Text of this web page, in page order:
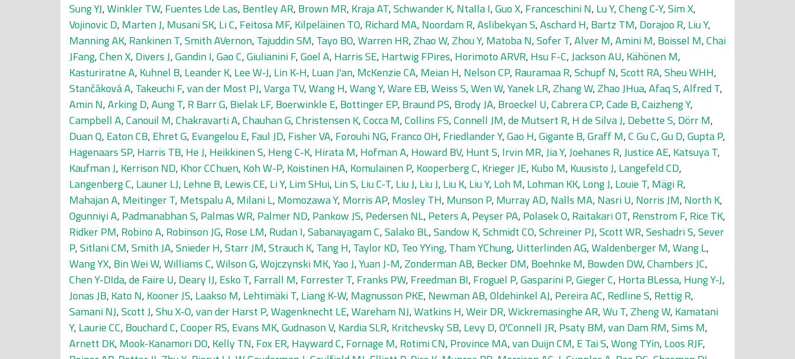
Sung YJ,Winkler TW, Fuentes Lde Las, Bentley AR, Brown MR, Kraja AT,Schwander K, Ntalla I,Guo X, Franceschini N, Lu Y,Cheng C-Y,Sim X,
Vojinovic D, Marten J, Musani SK, Li C, Feitosa MF, Kilpeläinen TO, Richard MA, Noordam R,Aslibekyan S,Aschard H, Bartz TM, Dorajoo R, Liu Y,
Manning AK, Rankinen T,Smith AVernon, Tajuddin SM, Tayo BO,Warren HR,Zhao W,Zhou Y, Matoba N,Sofer T,Alver M,Amini M, Boissel M,Chai
JFang,Chen X, Divers J,Gandin I,Gao C,Giulianini F,Goel A, Harris SE, Hartwig FPires, Horimoto ARVR, Hsu F-C,Jackson AU, Kähönen M,
Kasturiratne A, Kuhnel B, Leander K, Lee W-J, Lin K-H, Luan J'an, McKenzie CA, Meian H, Nelson CP, Rauramaa R,Schupf N,Scott RA,Sheu WHH,
Stančáková A, Takeuchi F,van der Most PJ,Varga TV,Wang H,Wang Y,Ware EB,Weiss S,Wen W,Yanek LR,Zhang W,Zhao JHua,Afaq S,Alfred T,
Amin N,Arking D,Aung T, R Barr G, Bielak LF, Boerwinkle E, Bottinger EP, Braund PS, Brody JA, Broeckel U,Cabrera CP,Cade B,Caizheng Y,
Campbell A,Canouil M,Chakravarti A,Chauhan G,Christensen K,Cocca M,Collins FS,Connell JM,de Mutsert R, H de Silva J, Debette S, Dörr M,
Duan Q, Eaton CB, Ehret G, Evangelou E, Faul JD, Fisher VA, Forouhi NG, Franco OH, Friedlander Y,Gao H,Gigante B,Graff M,C Gu C,Gu D,Gupta P,
Hagenaars SP, Harris TB, He J, Heikkinen S, Heng C-K, Hirata M, Hofman A, Howard BV, Hunt S, Irvin MR,Jia Y,Joehanes R,Justice AE, Katsuya T,
Kaufman J, Kerrison ND, Khor CChuen, Koh W-P, Koistinen HA, Komulainen P, Kooperberg C, Krieger JE, Kubo M, Kuusisto J, Langefeld CD,
Langenberg C, Launer LJ, Lehne B, Lewis CE, Li Y, Lim SHui, Lin S, Liu C-T, Liu J, Liu J, Liu K, Liu Y, Loh M, Lohman KK, Long J, Louie T, Mägi R,
Mahajan A, Meitinger T, Metspalu A, Milani L, Momozawa Y, Morris AP, Mosley TH, Munson P, Murray AD, Nalls MA, Nasri U, Norris JM, North K,
Ogunniyi A, Padmanabhan S, Palmas WR, Palmer ND, Pankow JS, Pedersen NL, Peters A, Peyser PA, Polasek O, Raitakari OT, Renstrom F, Rice TK,
Ridker PM, Robino A, Robinson JG, Rose LM, Rudan I,Sabanayagam C,Salako BL,Sandow K,Schmidt CO,Schreiner PJ,Scott WR,Seshadri S,Sever
P,Sitlani CM,Smith JA,Snieder H,Starr JM,Strauch K, Tang H, Taylor KD, Teo YYing, Tham YChung, Uitterlinden AG,Waldenberger M,Wang L,
Wang YX, Bin Wei W,Williams C,Wilson G,Wojczynski MK,Yao J,Yuan J-M,Zonderman AB, Becker DM, Boehnke M, Bowden DW,Chambers JC,
Chen Y-DIda,de Faire U, Deary IJ, Esko T, Farrall M, Forrester T, Franks PW, Freedman BI, Froguel P,Gasparini P,Gieger C, Horta BLessa, Hung Y-J,
Jonas JB, Kato N, Kooner JS, Laakso M, Lehtimäki T, Liang K-W, Magnusson PKE, Newman AB,Oldehinkel AJ, Pereira AC, Redline S, Rettig R,
Samani NJ,Scott J,Shu X-O,van der Harst P,Wagenknecht LE,Wareham NJ,Watkins H,Weir DR,Wickremasinghe AR,Wu T,Zheng W, Kamatani
Y, Laurie CC, Bouchard C,Cooper RS, Evans MK,Gudnason V, Kardia SLR, Kritchevsky SB, Levy D,O'Connell JR, Psaty BM,van Dam RM,Sims M,
Arnett DK, Mook-Kanamori DO, Kelly TN, Fox ER, Hayward C, Fornage M, Rotimi CN, Province MA,van Duijn CM, E Tai S,Wong TYin, Loos RJF,